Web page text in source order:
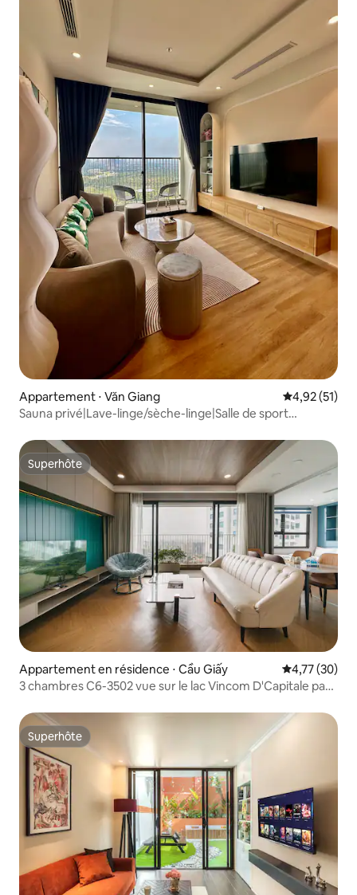
Appartement ⋅ Văn Giang Évaluation
4,92 (51)
Sauna privé|Lave-linge/sèche-linge|Salle de sport
Superhôte
Superhôte
Appartement en résidence ⋅ Cầu Giấy Évaluation
4,77 (30)
3 chambres C6-3502 vue sur le lac Vincom D'Capitale par
Superhôte
Superhôte